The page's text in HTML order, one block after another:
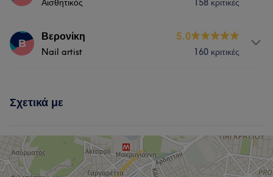
Αισθητικός 158 κριτικές
Υπηρεσίες
Skilled
Β Βερονίκη
Nail artist
5.0
160 κριτικές
Νύχια
Αποτρίχωση
Σχετικά με